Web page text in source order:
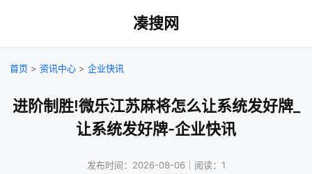
凑搜网
首页 > 资讯中心 > 企业快讯
进阶制胜!微乐江苏麻将怎么让系统发好牌_
让系统发好牌-企业快讯
发布时间：2026-08-06｜阅读：1